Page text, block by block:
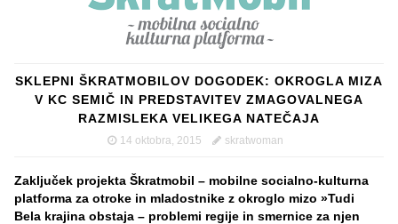
SKLEPNI ŠKRATMOBILOV DOGODEK: OKROGLA MIZA
V KC SEMIČ IN PREDSTAVITEV ZMAGOVALNEGA
RAZMISLEKA VELIKEGA NATEČAJA
14 oktobra, 2015 skratwoman
Zaključek projekta Škratmobil – mobilne socialno-kulturna
platforma za otroke in mladostnike z okroglo mizo »Tudi
Bela krajina obstaja – problemi regije in smernice za njen